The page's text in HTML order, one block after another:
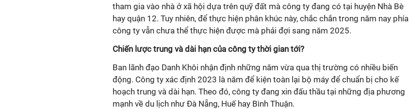
tham gia vào nhà ở xã hội dựa trên quỹ đất mà công ty đang có tại huyện Nhà Bè
hay quận 12. Tuy nhiên, để thực hiện phân khúc này, chắc chắn trong năm nay phía
công ty vẫn chưa thể thực hiện được mà phải đợi sang năm 2025.
Chiến lược trung và dài hạn của công ty thời gian tới?
Ban lãnh đạo Danh Khôi nhận định những năm vừa qua thị trường có nhiều biến
động. Công ty xác định 2023 là năm để kiện toàn lại bộ máy để chuẩn bị cho kế
hoạch trung và dài hạn. Theo đó, công ty đang xin đấu thầu tại những địa phương
mạnh về du lịch như Đà Nẵng, Huế hay Bình Thuận.